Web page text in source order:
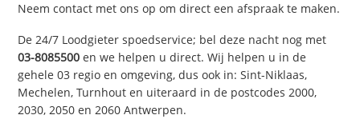
Neem contact met ons op om direct een afspraak te maken.
De 24/7 Loodgieter spoedservice; bel deze nacht nog met
03-8085500 en we helpen u direct. Wij helpen u in de
gehele 03 regio en omgeving, dus ook in: Sint-Niklaas,
Mechelen, Turnhout en uiteraard in de postcodes 2000,
2030, 2050 en 2060 Antwerpen.